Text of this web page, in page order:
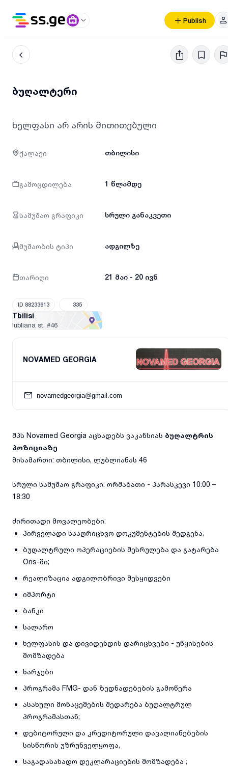
Publish
ბუღალტერი
ხელფასი არ არის მითითებული
ქალაქი თბილისი
გამოცდილება 1 წლამდე
სამუშაო გრაფიკი სრული განაკვეთი
მუშაობის ტიპი ადგილზე
თარიღი 21 მაი - 20 ივნ
ID 88233613 335
Tbilisi
lubliana st. #46
NOVAMED GEORGIA
novamedgeorgia@gmail.com
შპს Novamed Georgia აცხადებს ვაკანსიას ბუღალტრის
პოზიციაზე
მისამართი: თბილისი, ლუბლიანას 46
სრული სამუშაო გრაფიკი: ორშაბათი - პარასკევი 10:00 –
18:30
ძირითადი მოვალეობები:
პირველადი სააღრიცხვო დოკუმენტების შედგენა;
ბუღალტრული ოპერაციების შესრულება და გატარება
Oris-ში;
რეალიზაცია ადგილობრივი შესყიდვები
იმპორტი
ბანკი
სალარო
ხელფასის და დივიდენდის დარიცხვები - უწყისების
მომზადება
ხარჯები
პროგრამა FMG- დან ზედნადებების გამოწერა
ასახული მონაცემების შედარება ბუღალტრულ
პროგრამასთან;
დებიტორული და კრედიტორული დავალიანებების
სისწორის უზრუნველყოფა,
საგადასახადო დეკლარაციების მომზადება ;